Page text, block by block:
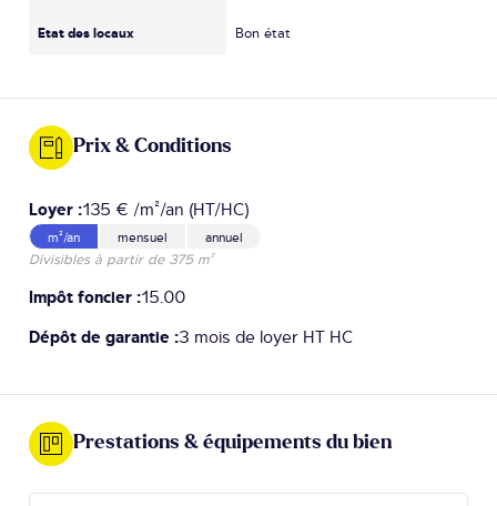
Etat des locaux Bon état
Prix & Conditions
Loyer :135 € /m²/an (HT/HC)
m²/an mensuel annuel
Divisibles à partir de 375 m²
Impôt foncier :15.00
Dépôt de garantie :3 mois de loyer HT HC
Prestations & équipements du bien